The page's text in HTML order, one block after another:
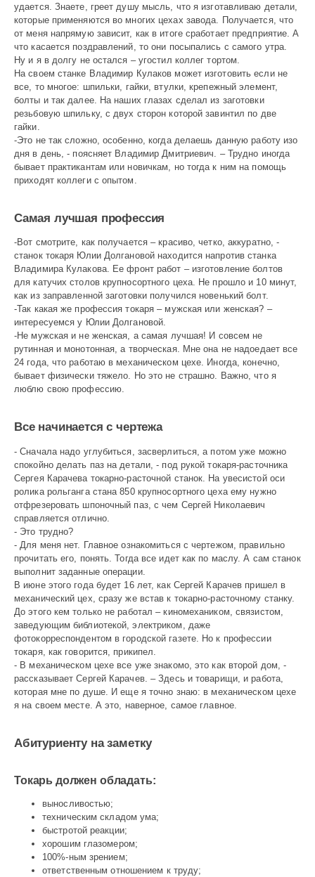
удается. Знаете, греет душу мысль, что я изготавливаю детали,
которые применяются во многих цехах завода. Получается, что
от меня напрямую зависит, как в итоге сработает предприятие. А
что касается поздравлений, то они посыпались с самого утра.
Ну и я в долгу не остался – угостил коллег тортом.
На своем станке Владимир Кулаков может изготовить если не
все, то многое: шпильки, гайки, втулки, крепежный элемент,
болты и так далее. На наших глазах сделал из заготовки
резьбовую шпильку, с двух сторон которой завинтил по две
гайки.
-Это не так сложно, особенно, когда делаешь данную работу изо
дня в день, - поясняет Владимир Дмитриевич. – Трудно иногда
бывает практикантам или новичкам, но тогда к ним на помощь
приходят коллеги с опытом.
Самая лучшая профессия
-Вот смотрите, как получается – красиво, четко, аккуратно, -
станок токаря Юлии Долгановой находится напротив станка
Владимира Кулакова. Ее фронт работ – изготовление болтов
для катучих столов крупносортного цеха. Не прошло и 10 минут,
как из заправленной заготовки получился новенький болт.
-Так какая же профессия токаря – мужская или женская? –
интересуемся у Юлии Долгановой.
-Не мужская и не женская, а самая лучшая! И совсем не
рутинная и монотонная, а творческая. Мне она не надоедает все
24 года, что работаю в механическом цехе. Иногда, конечно,
бывает физически тяжело. Но это не страшно. Важно, что я
люблю свою профессию.
Все начинается с чертежа
- Сначала надо углубиться, засверлиться, а потом уже можно
спокойно делать паз на детали, - под рукой токаря-расточника
Сергея Карачева токарно-расточной станок. На увесистой оси
ролика рольганга стана 850 крупносортного цеха ему нужно
отфрезеровать шпоночный паз, с чем Сергей Николаевич
справляется отлично.
- Это трудно?
- Для меня нет. Главное ознакомиться с чертежом, правильно
прочитать его, понять. Тогда все идет как по маслу. А сам станок
выполнит заданные операции.
В июне этого года будет 16 лет, как Сергей Карачев пришел в
механический цех, сразу же встав к токарно-расточному станку.
До этого кем только не работал – киномехаником, связистом,
заведующим библиотекой, электриком, даже
фотокорреспондентом в городской газете. Но к профессии
токаря, как говорится, прикипел.
- В механическом цехе все уже знакомо, это как второй дом, -
рассказывает Сергей Карачев. – Здесь и товарищи, и работа,
которая мне по душе. И еще я точно знаю: в механическом цехе
я на своем месте. А это, наверное, самое главное.
Абитуриенту на заметку
Токарь должен обладать:
выносливостью;
техническим складом ума;
быстротой реакции;
хорошим глазомером;
100%-ным зрением;
ответственным отношением к труду;